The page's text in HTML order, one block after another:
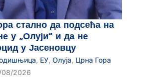
стално да подсећа на
у „Олуји“ и да не
у Јасеновцу
ЕУ ,Олуја Црна Гора
08/2026